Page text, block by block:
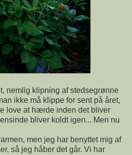
nemlig klipning af stedsegrønne
ikke må klippe for sent på året,
love at hærde inden det bliver
bliver koldt igen... Men nu
men jeg har benyttet mig af
så jeg håber det går. Vi har